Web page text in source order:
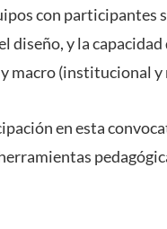
con participantes
diseño, y la
macro (institucional y
en esta